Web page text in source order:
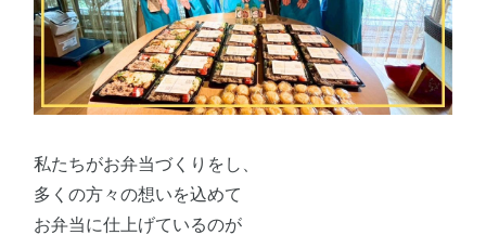
私たちがお弁当づくりをし、
多くの方々の想いを込めて
お弁当に仕上げているのが